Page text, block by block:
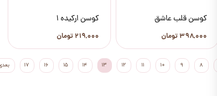
کوسن قلب عاشق
۳۹۸,۰۰۰ تومان
کوسن ارکیده 1
۲۱۹,۰۰۰ تومان
۸ ۹ ۱۰ ۱۱ ۱۲ ۱۳ ۱۴ ۱۵ ۱۶ ۱۷